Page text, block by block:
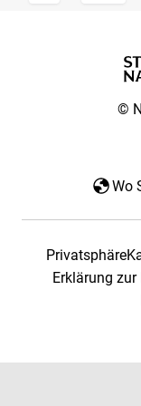
©
Wo
Privatsphäre
Erklärung